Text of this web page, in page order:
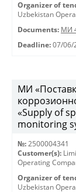
Organizer of
Uzbekistan
Documents: МИ
Deadline: 07/06/
МИ
«Supply of
monitoring
№: 2500004341
Customer(s):
Operating
Organizer of
Uzbekistan